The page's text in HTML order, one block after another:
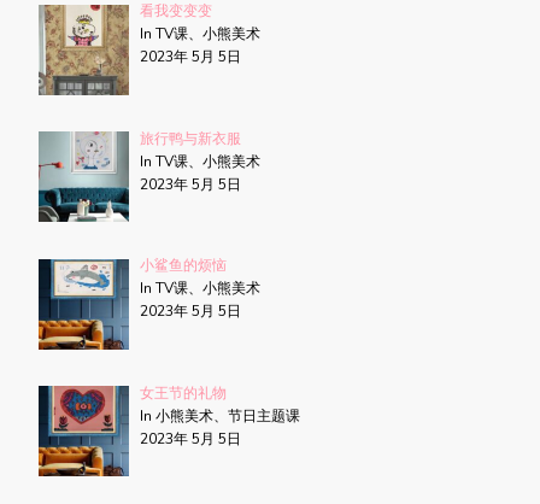
看我变变变
In TV课、小熊美术
2023年 5月 5日
旅行鸭与新衣服
In TV课、小熊美术
2023年 5月 5日
小鲨鱼的烦恼
In TV课、小熊美术
2023年 5月 5日
女王节的礼物
In 小熊美术、节日主题课
2023年 5月 5日